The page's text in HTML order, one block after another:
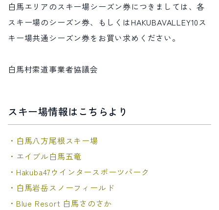
白馬村観光局インフォメーション
399-9301
長野県北安曇郡白馬村北城5497
Snow Peak LAND STATION HAKUBA内
TEL.0261-85-4210 / FAX.0261-85-4240
白馬エリアのスキー場シーズン券につきましては、各
スキー場のシーズン券、もしくはHAKUBAVALLEY10ス
キー場共通シーズン券をお買い求めください。
白馬村索道事業者協議会
スキー場情報はこちらより
・白馬八方尾根スキー場
・エイブル白馬五竜
・Hakuba47ウインタースポーツパーク
・白馬岩岳スノーフィールド
・Blue Resort 白馬さのさか